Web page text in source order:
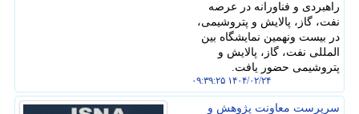
راهبردی و فناورانه در عرصه
نفت، گاز، پالایش و پتروشیمی،
در بیست ونهمین نمایشگاه بین
المللی نفت، گاز، پالایش و
پتروشیمی حضور یافت.
۱۴۰۴/۰۲/۲۴ ۰۹:۳۹:۲۵
سرپرست معاونت پژوهش و